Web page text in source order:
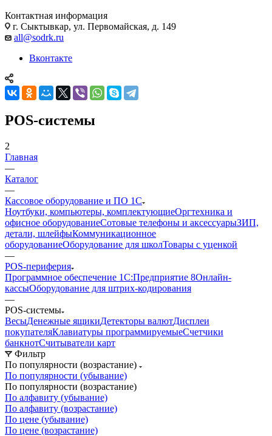
Контактная информация
г. Сыктывкар, ул. Первомайская, д. 149
all@sodrk.ru
Вконтакте
POS-системы
2
Главная
—
Каталог
—
Кассовое оборудование и ПО 1С
Ноутбуки, компьютеры, комплектующиеОргтехника и
офисное оборудованиеСотовые телефоны и аксессуарыЗИП,
детали, шлейфыКоммуникационное
оборудованиеОборудование для школТовары с уценкой
—
POS-периферия
Программное обеспечение 1С:Предприятие 8Онлайн-
кассыОборудование для штрих-кодирования
—
POS-системы
ВесыДенежные ящикиДетекторы валютДисплеи
покупателяКлавиатуры программируемыеСчетчики
банкнотСчитыватели карт
Фильтр
По популярности (возрастание)
По популярности (убывание)
По популярности (возрастание)
По алфавиту (убывание)
По алфавиту (возрастание)
По цене (убывание)
По цене (возрастание)